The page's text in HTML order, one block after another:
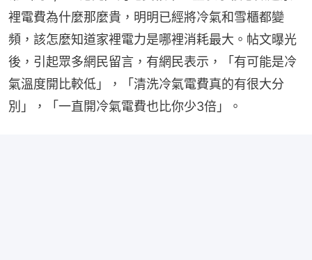
裡電費為什麼那麼貴，明明已經將冷氣和雪櫃都變
頻，該怎麼知道家裡電力是哪裡消耗最大。帖文曝光
後，引起眾多網民留言，有網民表示，「有可能是冷
氣溫度開比較低」，「清洗冷氣電費真的有很大分
別」，「一直開冷氣電費也比你少3倍」。